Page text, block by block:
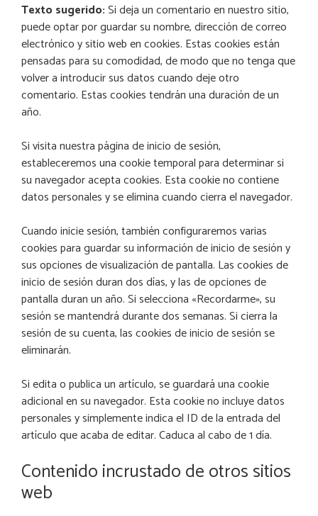
Texto sugerido:Si deja un comentario en nuestro sitio,
puede optar por guardar su nombre, dirección de correo
electrónico y sitio web en cookies. Estas cookies están
pensadas para su comodidad, de modo que no tenga que
volver a introducir sus datos cuando deje otro
comentario. Estas cookies tendrán una duración de un
año.
Si visita nuestra página de inicio de sesión,
estableceremos una cookie temporal para determinar si
su navegador acepta cookies. Esta cookie no contiene
datos personales y se elimina cuando cierra el navegador.
Cuando inicie sesión, también configuraremos varias
cookies para guardar su información de inicio de sesión y
sus opciones de visualización de pantalla. Las cookies de
inicio de sesión duran dos días, y las de opciones de
pantalla duran un año. Si selecciona «Recordarme», su
sesión se mantendrá durante dos semanas. Si cierra la
sesión de su cuenta, las cookies de inicio de sesión se
eliminarán.
Si edita o publica un artículo, se guardará una cookie
adicional en su navegador. Esta cookie no incluye datos
personales y simplemente indica el ID de la entrada del
artículo que acaba de editar. Caduca al cabo de 1 día.
Contenido incrustado de otros sitios
web